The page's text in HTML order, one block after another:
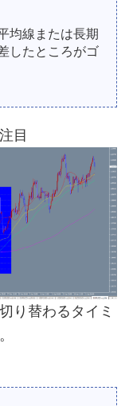
均線または長期
したところがゴ
目
り替わるタイミ